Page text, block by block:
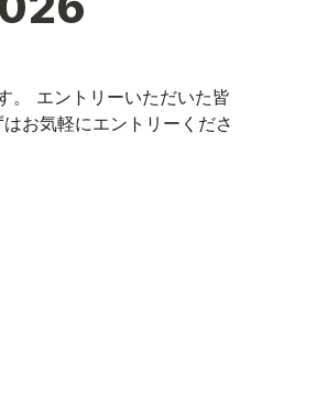
。 エントリーいただいた皆
お気軽にエントリーくださ